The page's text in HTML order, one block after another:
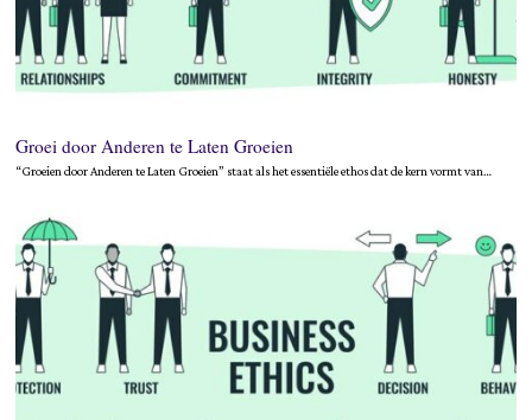
Groei door Anderen te Laten Groeien
“Groeien door Anderen te Laten Groeien” staat als het essentiële ethos dat de kern vormt van…